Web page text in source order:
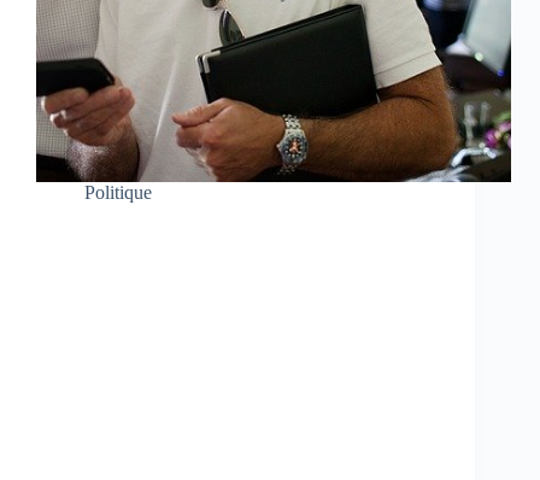
Politique